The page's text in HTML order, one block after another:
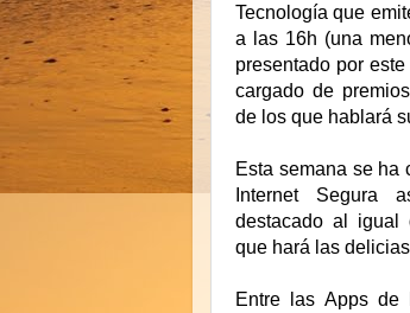
Tecnología que
a las 16h (una
presentado por
cargado de
de los que hablará
Esta semana se ha
Internet Segura
destacado al igual
que hará las
Entre las Apps